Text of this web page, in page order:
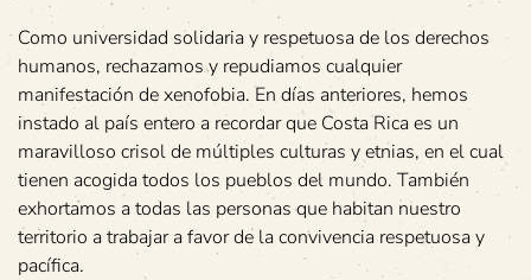
Como universidad solidaria y respetuosa de los derechos
humanos, rechazamos y repudiamos cualquier
manifestación de xenofobia. En días anteriores, hemos
instado al país entero a recordar que Costa Rica es un
maravilloso crisol de múltiples culturas y etnias, en el cual
tienen acogida todos los pueblos del mundo. También
exhortamos a todas las personas que habitan nuestro
territorio a trabajar a favor de la convivencia respetuosa y
pacífica.